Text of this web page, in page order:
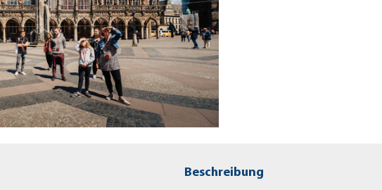
Beschreibung